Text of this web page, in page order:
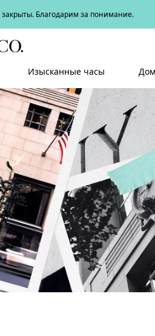
Благодарим за понимание.
Изысканные часы Дом